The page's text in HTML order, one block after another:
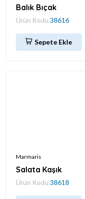
Balık Bıçak
Ürün Kodu 38616
Sepete Ekle
Marmaris
Salata Kaşık
Ürün Kodu 38618